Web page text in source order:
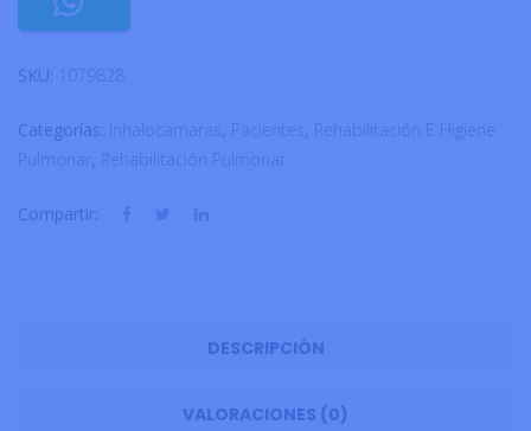
SKU: 1079828
Categorías: Inhalocamaras, Pacientes, Rehabilitación E Higiene
Pulmonar, Rehabilitación Pulmonar
Compartir:
DESCRIPCIÓN
VALORACIONES (0)